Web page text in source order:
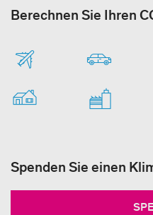
Berechnen Sie Ihren
Spenden Sie einen